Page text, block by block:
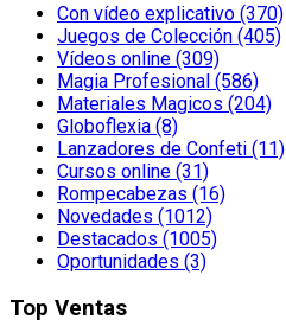
Con vídeo explicativo (370)
Juegos de Colección (405)
Vídeos online (309)
Magia Profesional (586)
Materiales Magicos (204)
Globoflexia (8)
Lanzadores de Confeti (11)
Cursos online (31)
Rompecabezas (16)
Novedades (1012)
Destacados (1005)
Oportunidades (3)
Top Ventas